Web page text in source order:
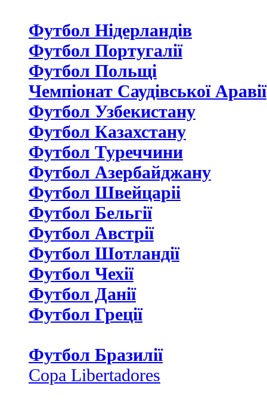
Футбол Нідерландiв
Футбол Португалії
Футбол Польщі
Чемпіонат Саудівської Аравії
Футбол Узбекистану
Футбол Казахстану
Футбол Туреччини
Футбол Азербайджану
Футбол Швейцаріі
Футбол Бельгії
Футбол Австрії
Футбол Шотландії
Футбол Чехії
Футбол Данії
Футбол Греції
Футбол Бразилії
Copa Libertadores